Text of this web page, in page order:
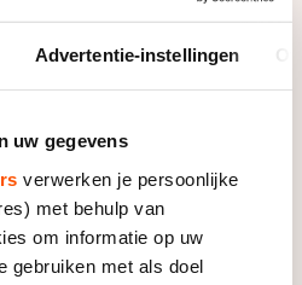
Advertentie-instellingen
uw gegevens
verwerken je persoonlijke
met behulp van
om informatie op uw
gebruiken met als doel